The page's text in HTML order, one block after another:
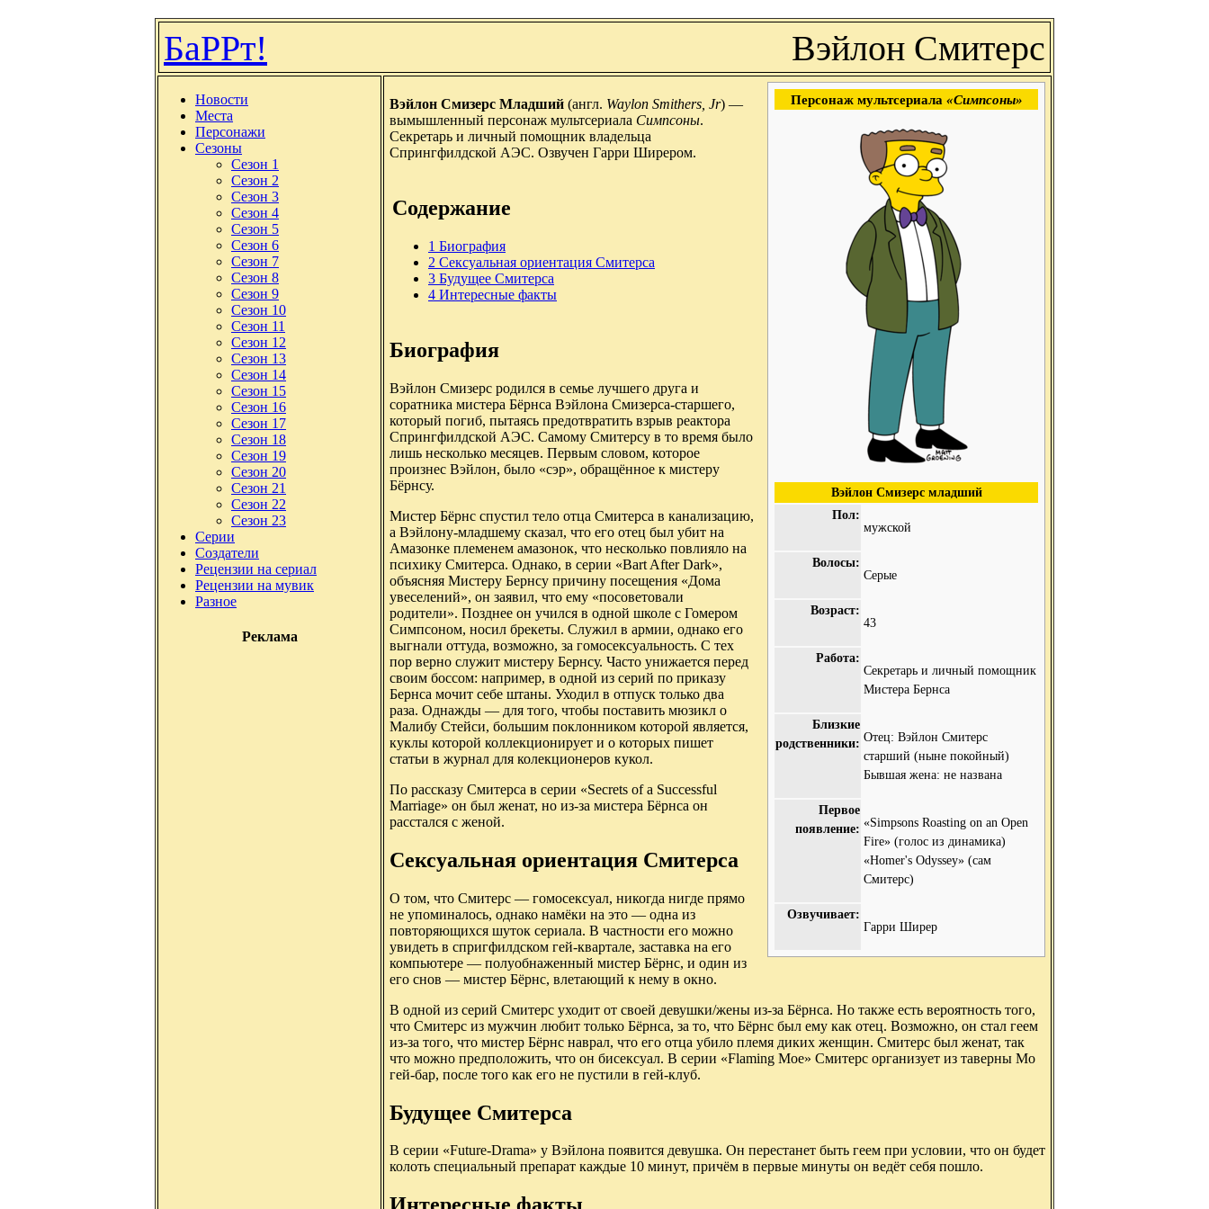
БаРРт! Вэйлон Смитерс
Новости
Места
Персонажи
Сезоны
Сезон 1
Сезон 2
Сезон 3
Сезон 4
Сезон 5
Сезон 6
Сезон 7
Сезон 8
Сезон 9
Сезон 10
Сезон 11
Сезон 12
Сезон 13
Сезон 14
Сезон 15
Сезон 16
Сезон 17
Сезон 18
Сезон 19
Сезон 20
Сезон 21
Сезон 22
Сезон 23
Серии
Создатели
Рецензии на сериал
Рецензии на мувик
Разное
Реклама
Персонаж мультсериала «Симпсоны»
Вэйлон Смизерс младший
Пол:
мужской
Волосы:
Серые
Возраст:
43
Работа:
Секретарь и личный помощник
Мистера Бернса
Близкие
родственники: Отец: Вэйлон Смитерс
старший (ныне покойный)
Бывшая жена: не названа
Первое
появление: «Simpsons Roasting on an Open
Fire» (голос из динамика)
«Homer's Odyssey» (сам
Смитерс)
Озвучивает:
Гарри Ширер
Вэйлон Смизерс Младший (англ. Waylon Smithers, Jr) —
вымышленный персонаж мультсериала Симпсоны.
Секретарь и личный помощник владельца
Спрингфилдской АЭС. Озвучен Гарри Ширером.
Содержание
1 Биография
2 Сексуальная ориентация Смитерса
3 Будущее Смитерса
4 Интересные факты
Биография
Вэйлон Смизерс родился в семье лучшего друга и
соратника мистера Бёрнса Вэйлона Смизерса-старшего,
который погиб, пытаясь предотвратить взрыв реактора
Спрингфилдской АЭС. Самому Смитерсу в то время было
лишь несколько месяцев. Первым словом, которое
произнес Вэйлон, было «сэр», обращённое к мистеру
Бёрнсу.
Мистер Бёрнс спустил тело отца Смитерса в канализацию,
а Вэйлону-младшему сказал, что его отец был убит на
Амазонке племенем амазонок, что несколько повлияло на
психику Смитерса. Однако, в серии «Bart After Dark»,
объясняя Мистеру Бернсу причину посещения «Дома
увеселений», он заявил, что ему «посоветовали
родители». Позднее он учился в одной школе с Гомером
Симпсоном, носил брекеты. Служил в армии, однако его
выгнали оттуда, возможно, за гомосексуальность. С тех
пор верно служит мистеру Бернсу. Часто унижается перед
своим боссом: например, в одной из серий по приказу
Бернса мочит себе штаны. Уходил в отпуск только два
раза. Однажды — для того, чтобы поставить мюзикл о
Малибу Стейси, большим поклонником которой является,
куклы которой коллекционирует и о которых пишет
статьи в журнал для колекционеров кукол.
По рассказу Смитерса в серии «Secrets of a Successful
Marriage» он был женат, но из-за мистера Бёрнса он
расстался с женой.
Сексуальная ориентация Смитерса
О том, что Смитерс — гомосексуал, никогда нигде прямо
не упоминалось, однако намёки на это — одна из
повторяющихся шуток сериала. В частности его можно
увидеть в спригфилдском гей-квартале, заставка на его
компьютере — полуобнаженный мистер Бёрнс, и один из
его снов — мистер Бёрнс, влетающий к нему в окно.
В одной из серий Смитерс уходит от своей девушки/жены из-за Бёрнса. Но также есть вероятность того,
что Смитерс из мужчин любит только Бёрнса, за то, что Бёрнс был ему как отец. Возможно, он стал геем
из-за того, что мистер Бёрнс наврал, что его отца убило племя диких женщин. Смитерс был женат, так
что можно предположить, что он бисексуал. В серии «Flaming Moe» Смитерс организует из таверны Мо
гей-бар, после того как его не пустили в гей-клуб.
Будущее Смитерса
В серии «Future-Drama» у Вэйлона появится девушка. Он перестанет быть геем при условии, что он будет
колоть специальный препарат каждые 10 минут, причём в первые минуты он ведёт себя пошло.